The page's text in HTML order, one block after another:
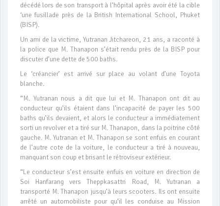
décédé lors de son transport à l’hôpital après avoir été la cible
‘une fusillade près de la British International School, Phuket
(BISP).
Un ami de la victime, Yutranan Jitchareon, 21 ans, a raconté à
la police que M. Thanapon s’était rendu près de la BISP pour
discuter d’une dette de 500 baths.
Le ‘créancier’ est arrivé sur place au volant d’une Toyota
blanche.
“M. Yutranan nous a dit que lui et M. Thanapon ont dit au
conducteur qu’ils étaient dans l’incapacité de payer les 500
baths qu’ils devaient, et alors le conducteur a immédiatement
sorti un revolver et a tiré sur M. Thanapon, dans la poitrine côté
gauche. M. Yutranan et M. Thanapon se sont enfuis en courant
de l’autre cote de la voiture, le conducteur a tiré à nouveau,
manquant son coup et brisant le rétroviseur extérieur.
“Le conducteur s’est ensuite enfuis en voiture en direction de
Soi Hanfarang vers Theppkasattri Road, M. Yutranan a
transporté M. Thanapon jusqu’à leurs scooters. Ils ont ensuite
arrêté un automobiliste pour qu’il les conduise au Mission